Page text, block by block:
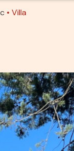
Villa